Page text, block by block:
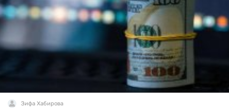
Зифа Хабирова